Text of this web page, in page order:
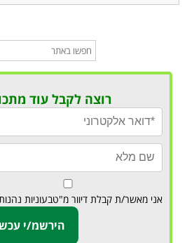
רוצה לקבל עוד
אני מאשר/ת קבלת דיוור מ"טבעוניות